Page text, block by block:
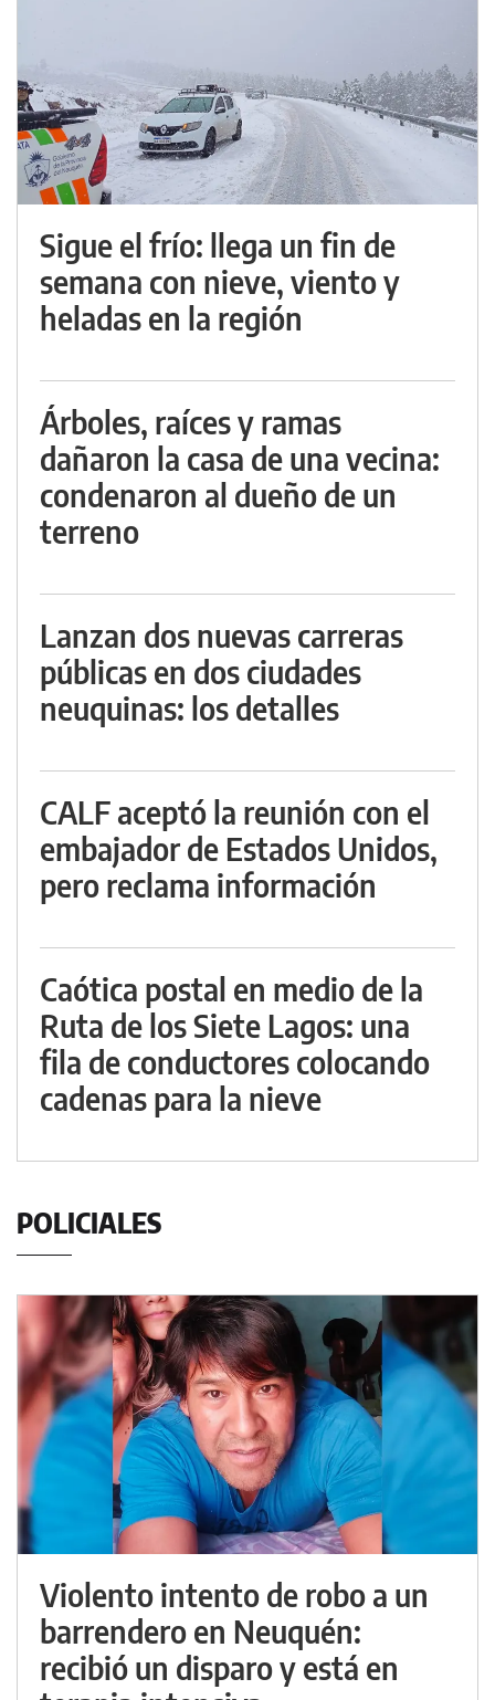
Sigue el frío: llega un fin de
semana con nieve, viento y
heladas en la región
Árboles, raíces y ramas
dañaron la casa de una vecina:
condenaron al dueño de un
terreno
Lanzan dos nuevas carreras
públicas en dos ciudades
neuquinas: los detalles
CALF aceptó la reunión con el
embajador de Estados Unidos,
pero reclama información
Caótica postal en medio de la
Ruta de los Siete Lagos: una
fila de conductores colocando
cadenas para la nieve
POLICIALES
Violento intento de robo a un
barrendero en Neuquén:
recibió un disparo y está en